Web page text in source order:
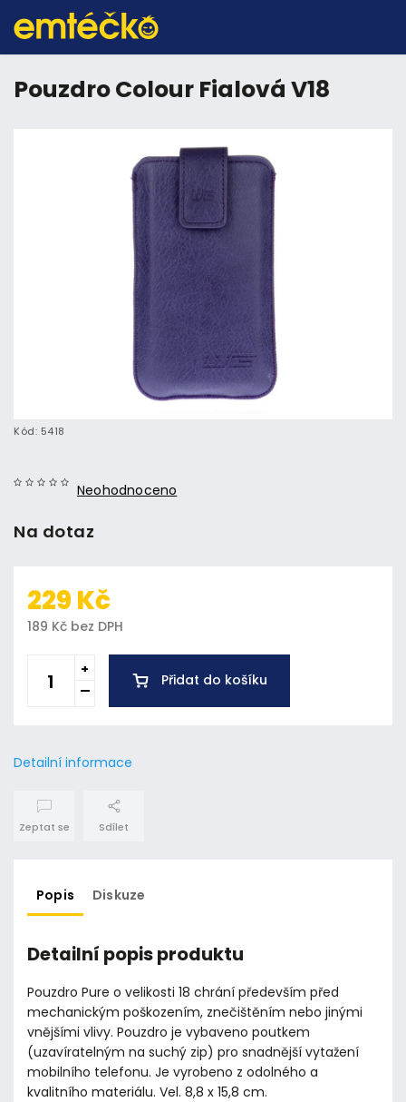
Pouzdro Colour Fialová V18
Kód: 5418
Neohodnoceno
Na dotaz
229 Kč
189 Kč bez DPH
Přidat do košíku
Detailní informace
Zeptat se Sdílet
Popis Diskuze
Detailní popis produktu
Pouzdro Pure o velikosti 18 chrání především před
mechanickým poškozením, znečištěním nebo jinými
vnějšími vlivy. Pouzdro je vybaveno poutkem
(uzavíratelným na suchý zip) pro snadnější vytažení
mobilního telefonu. Je vyrobeno z odolného a
kvalitního materiálu. Vel. 8,8 x 15,8 cm.